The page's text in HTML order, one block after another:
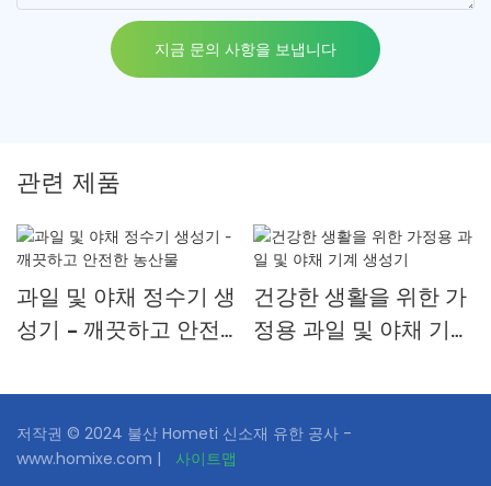
지금 문의 사항을 보냅니다
관련 제품
과일 및 야채 정수기 생
성기 - 깨끗하고 안전
건강한 생활을 위한 가
정용 과일 및 야채 기계
저작권 © 2024 불산 Hometi 신소재 유한 공사 -
www.homixe.com |
사이트맵